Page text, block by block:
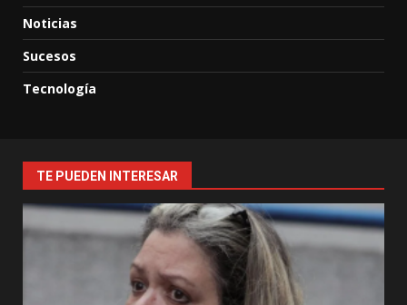
Noticias
Sucesos
Tecnología
TE PUEDEN INTERESAR